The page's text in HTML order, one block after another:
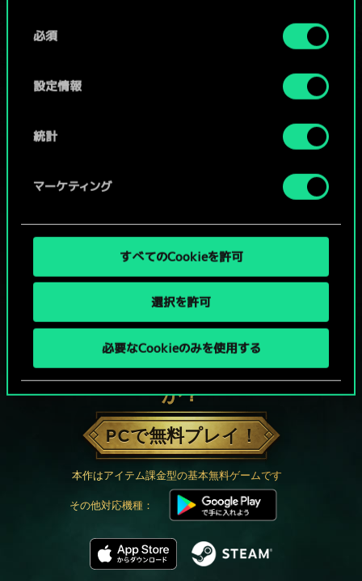
詳細は、下記の「設定」メニューでご確認ください。
必須
設定情報
統計
マーケティング
すべてのCookieを許可
選択を許可
必要なCookieのみを使用する
グウェントでひと勝負といかない
か？
PCで無料プレイ！
本作はアイテム課金型の基本無料ゲームです
その他対応機種：